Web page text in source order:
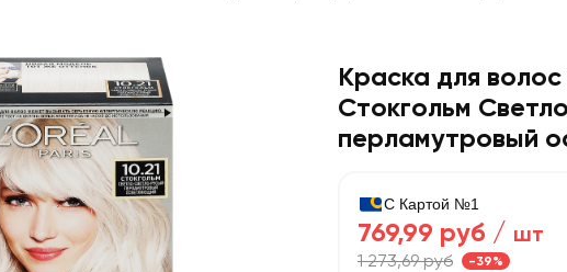
Краска для волос
Стокгольм
перламутровый
С Картой №1
769,99 руб / шт
1 273,69 руб -39%